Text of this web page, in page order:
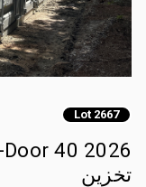
Lot 2667
تخزين